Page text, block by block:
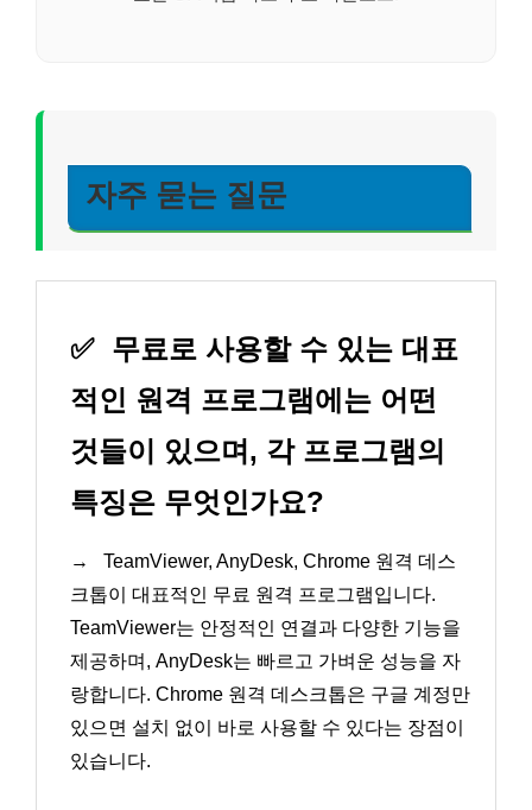
자주 묻는 질문
✅ 무료로 사용할 수 있는 대표
적인 원격 프로그램에는 어떤
것들이 있으며, 각 프로그램의
특징은 무엇인가요?
→
TeamViewer, AnyDesk, Chrome 원격 데스
크톱이 대표적인 무료 원격 프로그램입니다.
TeamViewer는 안정적인 연결과 다양한 기능을
제공하며, AnyDesk는 빠르고 가벼운 성능을 자
랑합니다. Chrome 원격 데스크톱은 구글 계정만
있으면 설치 없이 바로 사용할 수 있다는 장점이
있습니다.